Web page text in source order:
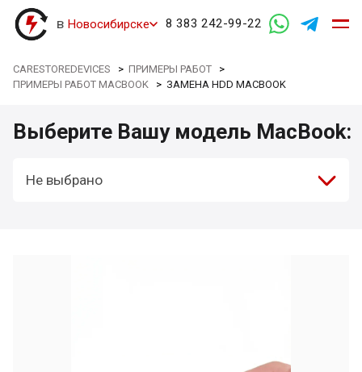
в Новосибирске 8 383 242-99-22
CARESTOREDEVICES >ПРИМЕРЫ РАБОТ >
ПРИМЕРЫ РАБОТ MACBOOK > ЗАМЕНА HDD MACBOOK
Выберите Вашу модель MacBook:
Не выбрано